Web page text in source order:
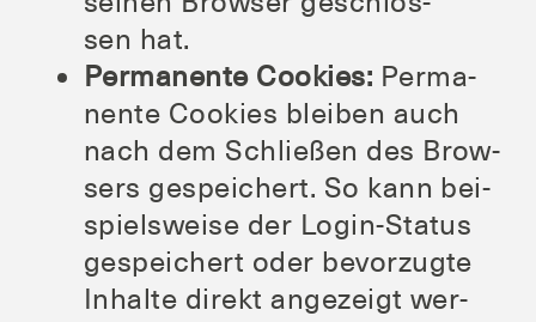
sen hat.
Per­ma­nen­te Coo­kies: Per­ma­
nen­te Coo­kies blei­ben auch
nach dem Schlie­ßen des Brow­
sers gespei­chert. So kann bei­
spiels­wei­se der Log­in-Sta­tus
gespei­chert oder bevor­zug­te
Inhal­te direkt ange­zeigt wer­